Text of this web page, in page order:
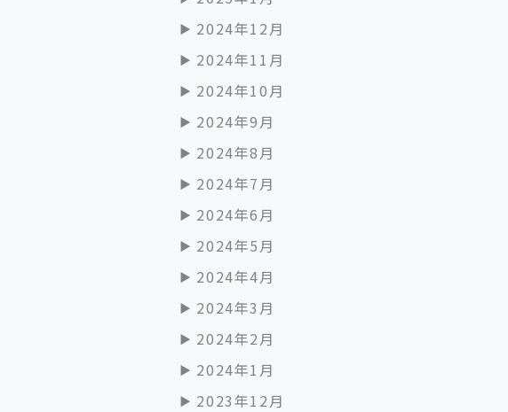
2024年12月
2024年11月
2024年10月
2024年9月
2024年8月
2024年7月
2024年6月
2024年5月
2024年4月
2024年3月
2024年2月
2024年1月
2023年12月